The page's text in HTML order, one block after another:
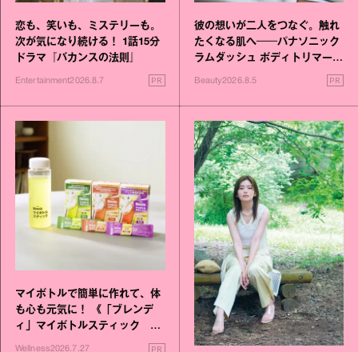
恋も、笑いも、ミステリーも。
次が気になり続ける！ 1話15分
ドラマ『バカンスの法則』
Entertainment2026.8.7 PR
彼の想いが二人をつなぐ。触れ
たくなる肌へ──パナソニック
ラムダッシュ ボディトリマーが
Beauty2026.8.5 PR
マイボトルで簡単に作れて、体
も心も元気に！ 《「ブレンデ
ィ」マイボトルスティック い
いこと毎日》シリーズが誕生
Wellness2026.7.27 PR